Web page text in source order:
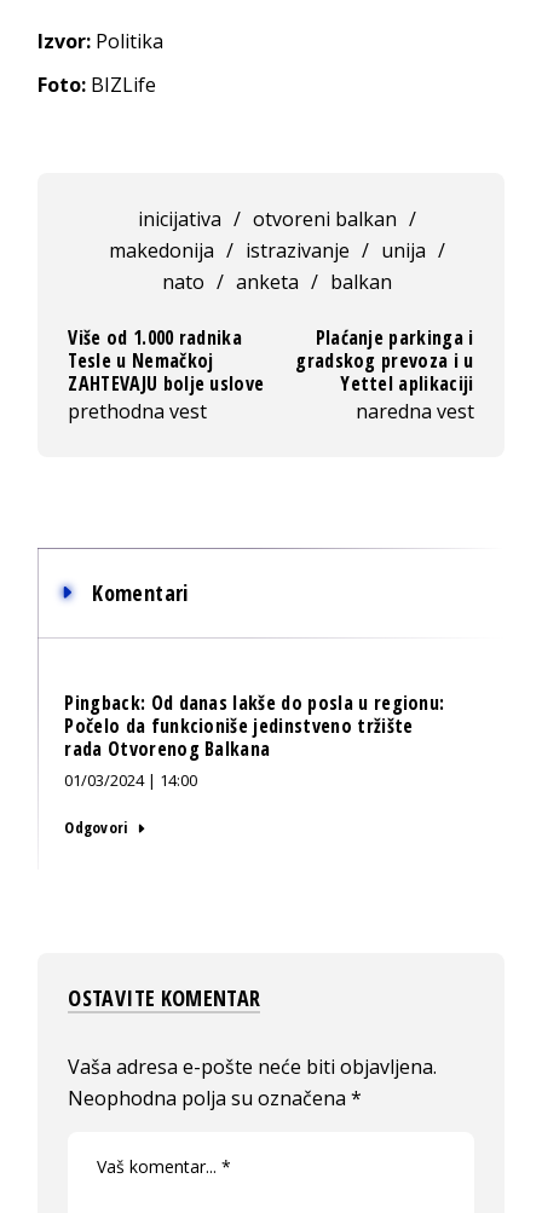
Izvor: Politika
Foto: BIZLife
inicijativa / otvoreni balkan /
makedonija / istrazivanje / unija /
nato / anketa / balkan
Više od 1.000 radnika
Tesle u Nemačkoj
ZAHTEVAJU bolje uslove
prethodna vest
Plaćanje parkinga i
gradskog prevoza i u
Yettel aplikaciji
naredna vest
Komentari
Pingback: Od danas lakše do posla u regionu:
Počelo da funkcioniše jedinstveno tržište
rada Otvorenog Balkana
01/03/2024 | 14:00
Odgovori
OSTAVITE KOMENTAR
Vaša adresa e-pošte neće biti objavljena.
Neophodna polja su označena*